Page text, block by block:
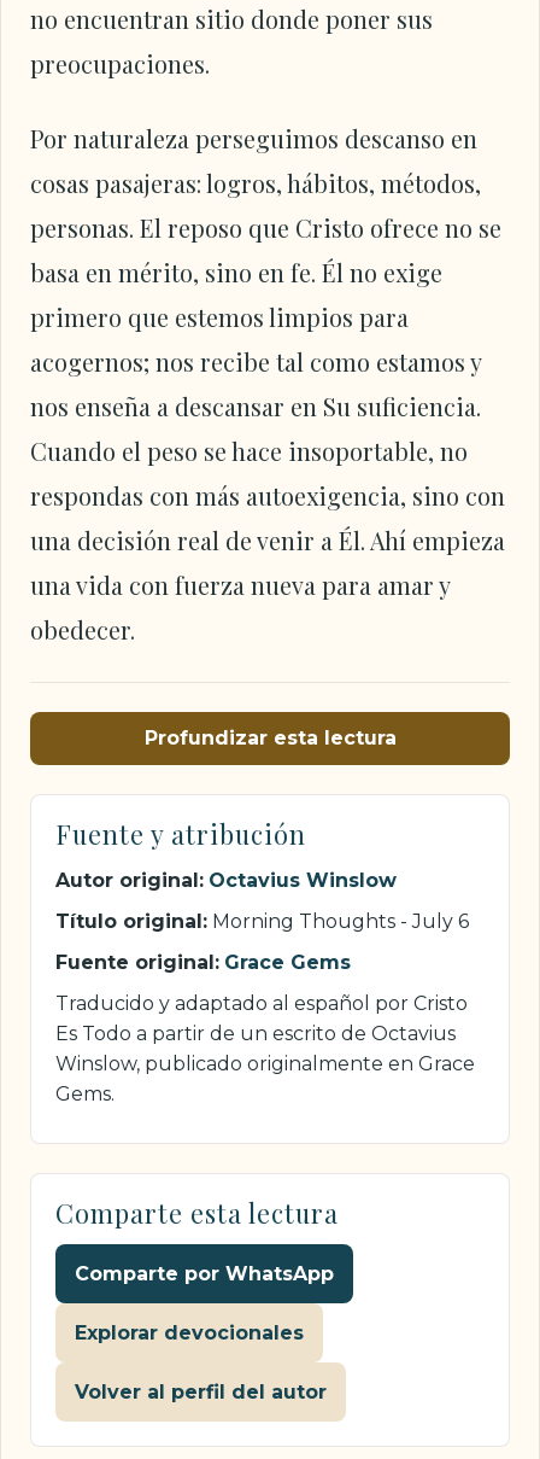
no encuentran sitio donde poner sus
preocupaciones.
Por naturaleza perseguimos descanso en
cosas pasajeras: logros, hábitos, métodos,
personas. El reposo que Cristo ofrece no se
basa en mérito, sino en fe. Él no exige
primero que estemos limpios para
acogernos; nos recibe tal como estamos y
nos enseña a descansar en Su suficiencia.
Cuando el peso se hace insoportable, no
respondas con más autoexigencia, sino con
una decisión real de venir a Él. Ahí empieza
una vida con fuerza nueva para amar y
obedecer.
Profundizar esta lectura
Fuente y atribución
Autor original: Octavius Winslow
Título original: Morning Thoughts - July 6
Fuente original: Grace Gems
Traducido y adaptado al español por Cristo
Es Todo a partir de un escrito de Octavius
Winslow, publicado originalmente en Grace
Gems.
Comparte esta lectura
Comparte por WhatsApp
Explorar devocionales
Volver al perfil del autor